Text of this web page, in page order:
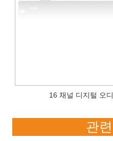
16 채널 디지털 오
관